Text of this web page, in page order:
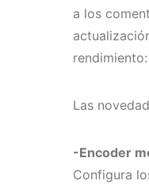
a los
Las
-Encoder
Configura